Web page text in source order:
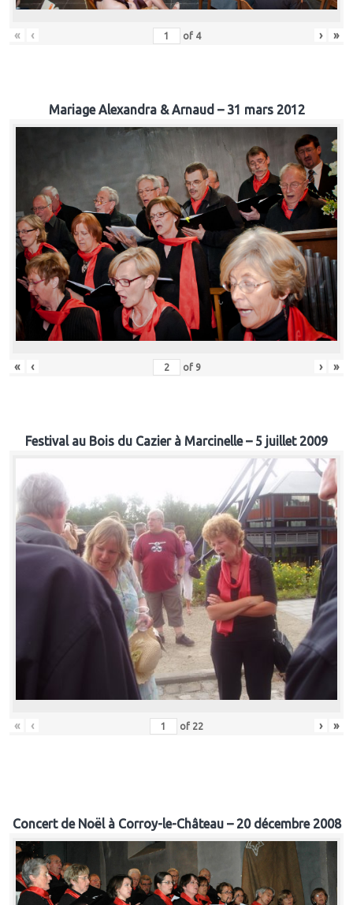
« ‹ of 4 › »
Mariage Alexandra & Arnaud – 31 mars 2012
« ‹ of 9 › »
Festival au Bois du Cazier à Marcinelle – 5 juillet 2009
« ‹ of 22 › »
Concert de Noël à Corroy-le-Château – 20 décembre 2008